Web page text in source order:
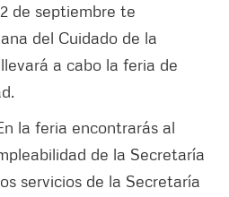
de septiembre te
del Cuidado de la
a cabo la feria de
la feria encontrarás al
de la Secretaría
servicios de la Secretaría